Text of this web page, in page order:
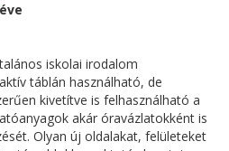
iskolai irodalom
táblán használható, de
kivetítve is felhasználható a
akár óravázlatokként is
Olyan új oldalakat, felületeket